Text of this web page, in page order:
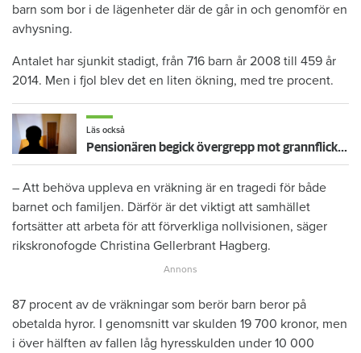
barn som bor i de lägenheter där de går in och genomför en
avhysning.
Antalet har sjunkit stadigt, från 716 barn år 2008 till 459 år
2014. Men i fjol blev det en liten ökning, med tre procent.
Läs också
Pensionären begick övergrepp mot grannflickan – nu vräks han
– Att behöva uppleva en vräkning är en tragedi för både
barnet och familjen. Därför är det viktigt att samhället
fortsätter att arbeta för att förverkliga nollvisionen, säger
rikskronofogde Christina Gellerbrant Hagberg.
87 procent av de vräkningar som berör barn beror på
obetalda hyror. I genomsnitt var skulden 19 700 kronor, men
i över hälften av fallen låg hyresskulden under 10 000